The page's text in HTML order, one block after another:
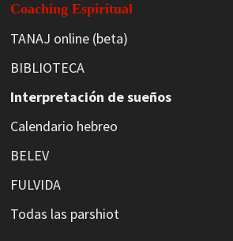
Coaching Espiritual
TANAJ online (beta)
BIBLIOTECA
Interpretación de sueños
Calendario hebreo
BELEV
FULVIDA
Todas las parshiot